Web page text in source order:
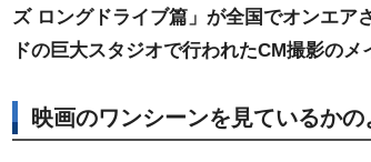
ズ ロングドライブ篇」が全国でオンエア
ドの巨大スタジオで行われたCM撮影の
映画のワンシーンを見ているか